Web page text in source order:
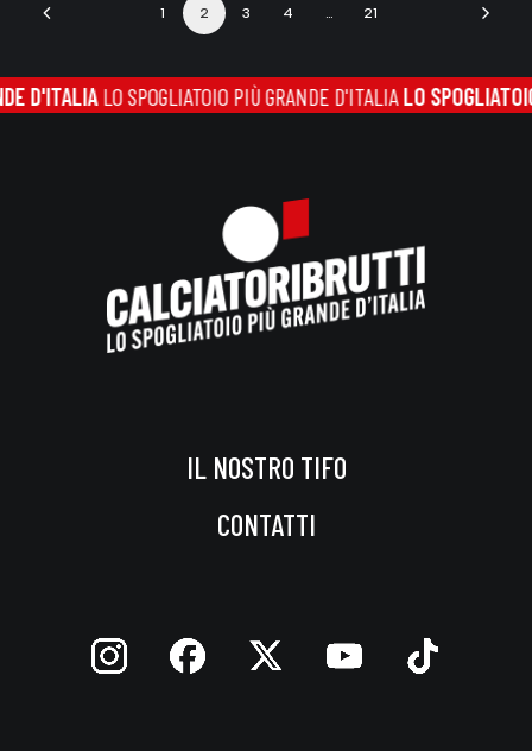
1 2 3 4 21
LO SPOGLIATOIO PIÙ GRANDE D'ITALIALO SPOGLIATOIO PIÙ
IL NOSTRO TIFO
CONTATTI